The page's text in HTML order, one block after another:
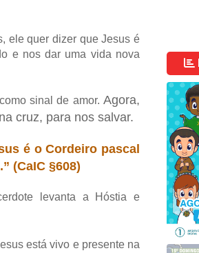
ele quer dizer que Jesus é
e nos dar uma vida nova
sinal de amor. Agora,
cruz, para nos salvar.
é o Cordeiro pascal
(CaIC §608)
levanta a Hóstia e
está vivo e presente na